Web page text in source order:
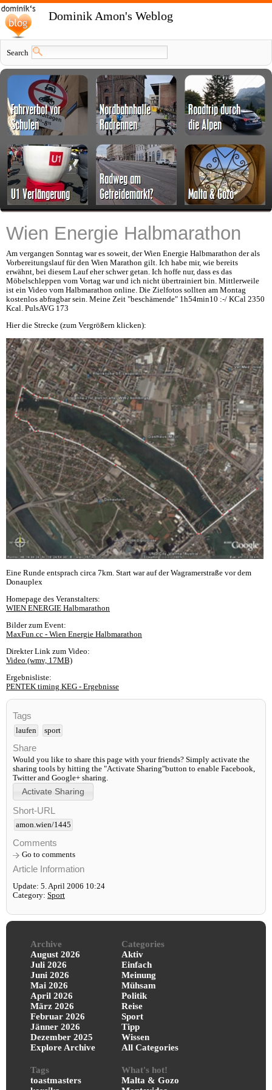
Dominik Amon's Weblog
Search
Wien Energie Halbmarathon
Am vergangen Sonntag war es soweit, der Wien Energie Halbmarathon der als
Vorbereitungslauf für den Wien Marathon gilt. Ich habe mir, wie bereits
erwähnt, bei diesem Lauf eher schwer getan. Ich hoffe nur, dass es das
Möbelschleppen vom Vortag war und ich nicht übertrainiert bin. Mittlerweile
ist ein Video vom Halbmarathon online. Die Zielfotos sollten am Montag
kostenlos abfragbar sein. Meine Zeit "beschämende" 1h54min10 :-/ KCal 2350
Kcal. PulsAVG 173
Hier die Strecke (zum Vergrößern klicken):
Eine Runde entsprach circa 7km. Start war auf der Wagramerstraße vor dem
Donauplex
Homepage des Veranstalters:
WIEN ENERGIE Halbmarathon
Bilder zum Event:
MaxFun.cc - Wien Energie Halbmarathon
Direkter Link zum Video:
Video (wmv, 17MB)
Ergebnisliste:
PENTEK timing KEG - Ergebnisse
Tags
laufen sport
Share
Would you like to share this page with your friends? Simply activate the
sharing tools by hitting the "Activate Sharing"button to enable Facebook,
Twitter and Google+ sharing.
Short-URL
amon.wien/1445
Comments
Go to comments
Article Information
Update: 5. April 2006 10:24
Category: Sport
Archive
August 2026
Juli 2026
Juni 2026
Mai 2026
April 2026
März 2026
Februar 2026
Jänner 2026
Dezember 2025
Explore Archive
Categories
Aktiv
Einfach
Meinung
Mühsam
Politik
Reise
Sport
Tipp
Wissen
All Categories
Tags
toastmasters
What's hot!
Malta & Gozo